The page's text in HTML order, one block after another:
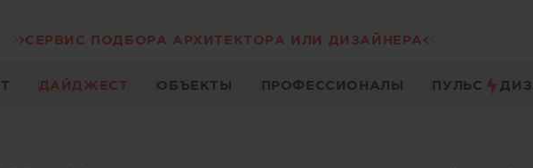
СЕРВИС ПОДБОРА АРХИТЕКТОРА ИЛИ ДИЗАЙНЕРА
ДАЙДЖЕСТ ОБЪЕКТЫ ПРОФЕССИОНАЛЫ ПУЛЬС